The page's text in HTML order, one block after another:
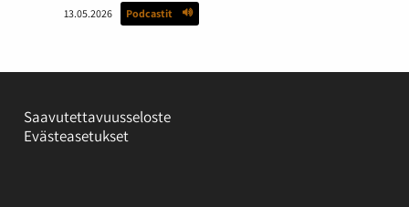
13.05.2026 Podcastit
Saavutettavuusseloste
Evästeasetukset